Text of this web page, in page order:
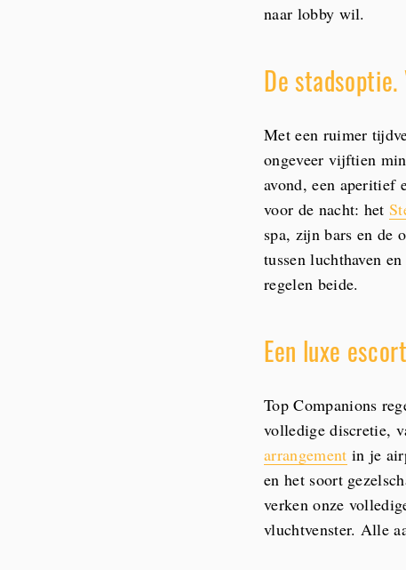
naar lobby wil.
De
Met een ruimer
ongeveer vijftien
avond, een aperitief
voor de nacht: het
spa, zijn bars en de
tussen luchthaven
regelen beide.
Een luxe
Top Companions
volledige discretie,
arrangement in je
en het soort
verken onze
vluchtvenster. Alle